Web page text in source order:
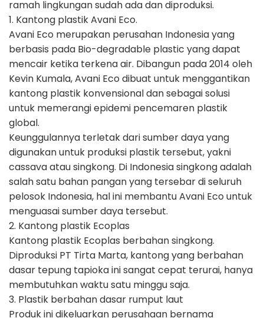
ramah lingkungan sudah ada dan diproduksi.
1. Kantong plastik Avani Eco.
Avani Eco merupakan perusahan Indonesia yang
berbasis pada Bio-degradable plastic yang dapat
mencair ketika terkena air. Dibangun pada 2014 oleh
Kevin Kumala, Avani Eco dibuat untuk menggantikan
kantong plastik konvensional dan sebagai solusi
untuk memerangi epidemi pencemaren plastik
global.
Keunggulannya terletak dari sumber daya yang
digunakan untuk produksi plastik tersebut, yakni
cassava atau singkong. Di Indonesia singkong adalah
salah satu bahan pangan yang tersebar di seluruh
pelosok Indonesia, hal ini membantu Avani Eco untuk
menguasai sumber daya tersebut.
2. Kantong plastik Ecoplas
Kantong plastik Ecoplas berbahan singkong.
Diproduksi PT Tirta Marta, kantong yang berbahan
dasar tepung tapioka ini sangat cepat terurai, hanya
membutuhkan waktu satu minggu saja.
3. Plastik berbahan dasar rumput laut
Produk ini dikeluarkan perusahaan bernama